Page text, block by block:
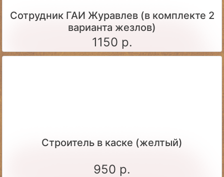
Сотрудник ГАИ Журавлев (в комплекте 2
варианта жезлов)
1150 р.
Строитель в каске (желтый)
950 р.